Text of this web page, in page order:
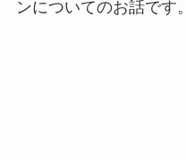
ンについてのお話です。